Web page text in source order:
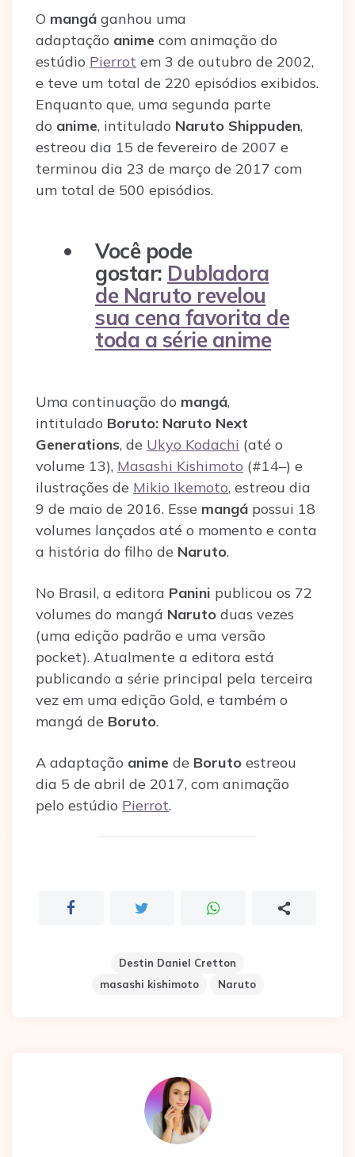
O mangá ganhou uma
adaptação anime com animação do
estúdio Pierrot em 3 de outubro de 2002,
e teve um total de 220 episódios exibidos.
Enquanto que, uma segunda parte
do anime, intitulado Naruto Shippuden,
estreou dia 15 de fevereiro de 2007 e
terminou dia 23 de março de 2017 com
um total de 500 episódios.
Você pode
gostar: Dubladora
de Naruto revelou
sua cena favorita de
toda a série anime
Uma continuação do mangá,
intitulado Boruto: Naruto Next
Generations, de Ukyo Kodachi (até o
volume 13), Masashi Kishimoto (#14–) e
ilustrações de Mikio Ikemoto, estreou dia
9 de maio de 2016. Esse mangá possui 18
volumes lançados até o momento e conta
a história do filho de Naruto.
No Brasil, a editora Panini publicou os 72
volumes do mangá Naruto duas vezes
(uma edição padrão e uma versão
pocket). Atualmente a editora está
publicando a série principal pela terceira
vez em uma edição Gold, e também o
mangá de Boruto.
A adaptação anime de Boruto estreou
dia 5 de abril de 2017, com animação
pelo estúdio Pierrot.
Destin Daniel Cretton
masashi kishimoto
Naruto